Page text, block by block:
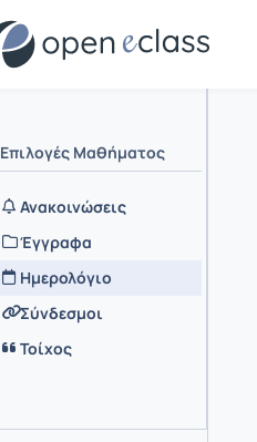
Επιλογές Μαθήματος
Ανακοινώσεις
Έγγραφα
Ημερολόγιο
Σύνδεσμοι
Τοίχος